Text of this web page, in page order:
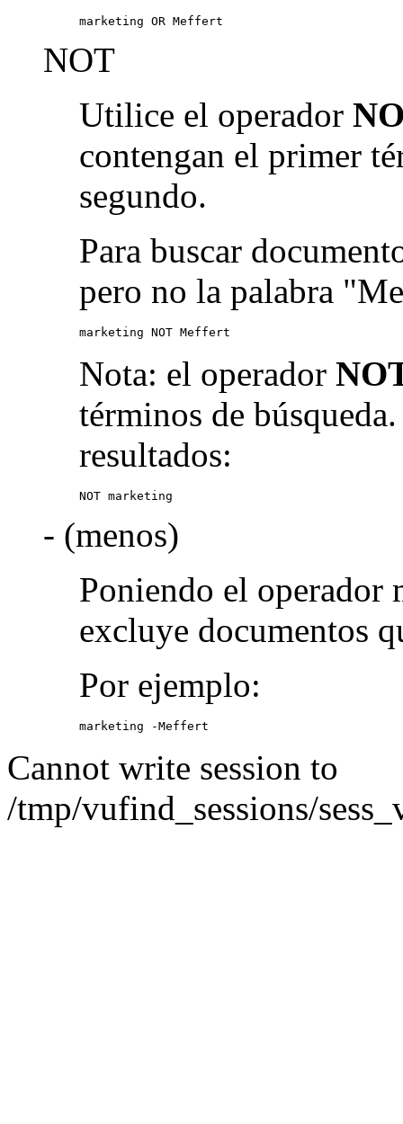
marketing OR Meffert
NOT
Utilice el operador
contengan el primer
segundo.
Para buscar
pero no la palabra
marketing NOT Meffert
Nota: el operador
términos de
resultados:
NOT marketing
- (menos)
Poniendo el operador
excluye documentos
Por ejemplo:
marketing -Meffert
Cannot write session to
/tmp/vufind_sessions/